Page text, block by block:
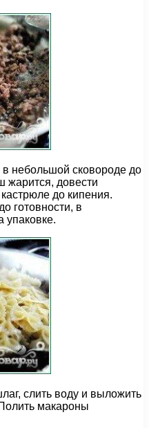
небольшой сковороде до
жарится, довести
до кипения.
готовности, в
упаковке.
слить воду и выложить
макароны